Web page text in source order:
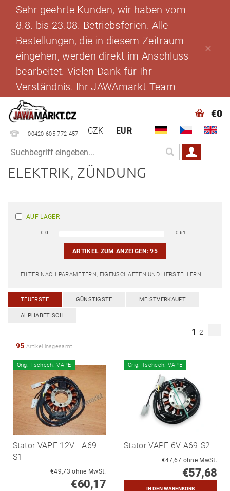
Sehr geehrte Kunden, wir haben vom
8.8. bis 23.08. Betriebsferien. Alle
Bestellungen, die in diesem Zeitraum
eingehen, werden direkt im Anschluss
bearbeitet. Vielen Dank für Ihr
Verständnis. Ihr JAWAmarkt-Team
00420 605 772 457 CZK EUR
€0
ELEKTRIK, ZÜNDUNG
AUF LAGER
€0 € 61
ARTIKEL ZUM ANZEIGEN:95
FILTER NACH PARAMETERN, EIGENSCHAFTEN UND HERSTELLERN
TEUERSTE GÜNSTIGSTE MEISTVERKAUFT
ALPHABETISCH
1 2
95 Artikel insgesamt
Orig. Tschech. VAPE
Stator VAPE 12V - A69
S1
€49,73 ohne MwSt.
€60,17
Orig. Tschech. VAPE
Stator VAPE 6V A69-S2
€47,67 ohne MwSt.
€57,68